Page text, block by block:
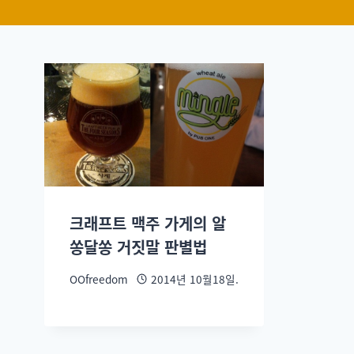
크래프트 맥주 가게의 알
쏭달쏭 거짓말 판별법
OOfreedom 2014년 10월18일.